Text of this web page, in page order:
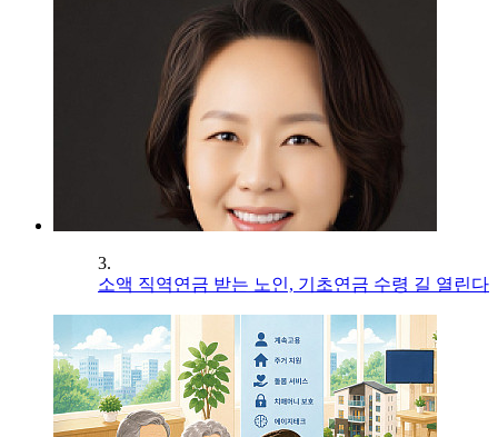
3.
소액 직역연금 받는 노인, 기초연금 수령 길 열린다